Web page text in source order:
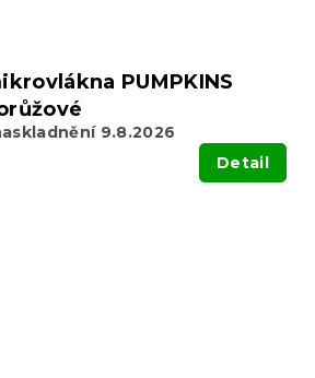
PUMPKINS
9.8.2026
Detail